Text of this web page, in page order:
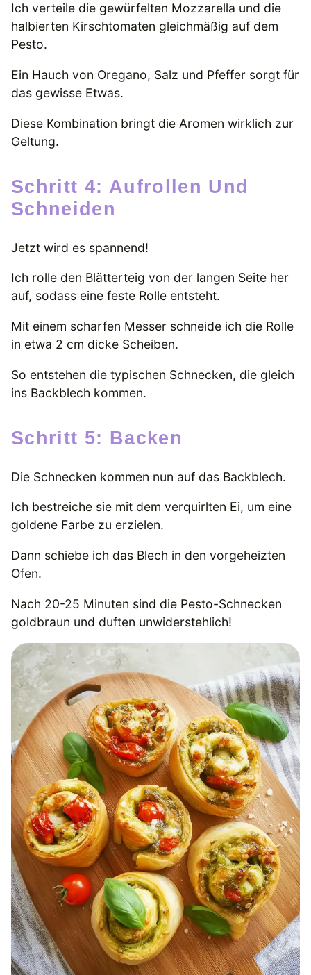
Ich verteile die gewürfelten Mozzarella und die
halbierten Kirschtomaten gleichmäßig auf dem
Pesto.
Ein Hauch von Oregano, Salz und Pfeffer sorgt für
das gewisse Etwas.
Diese Kombination bringt die Aromen wirklich zur
Geltung.
Schritt 4: Aufrollen Und
Schneiden
Jetzt wird es spannend!
Ich rolle den Blätterteig von der langen Seite her
auf, sodass eine feste Rolle entsteht.
Mit einem scharfen Messer schneide ich die Rolle
in etwa 2 cm dicke Scheiben.
So entstehen die typischen Schnecken, die gleich
ins Backblech kommen.
Schritt 5: Backen
Die Schnecken kommen nun auf das Backblech.
Ich bestreiche sie mit dem verquirlten Ei, um eine
goldene Farbe zu erzielen.
Dann schiebe ich das Blech in den vorgeheizten
Ofen.
Nach 20-25 Minuten sind die Pesto-Schnecken
goldbraun und duften unwiderstehlich!